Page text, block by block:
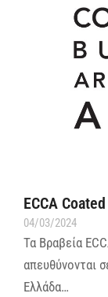
ECCA
04/03/2024
Τα Βραβεία
απευθύνονται
Ελλάδα…